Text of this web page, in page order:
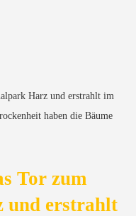
Tor zum
und erstrahlt